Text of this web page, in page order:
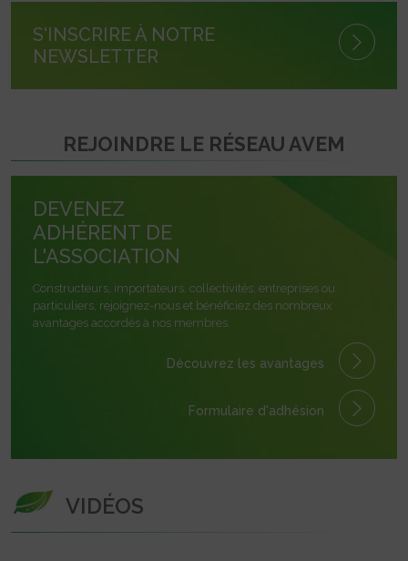
S'INSCRIRE À NOTRE
NEWSLETTER
REJOINDRE LE RÉSEAU AVEM
DEVENEZ
ADHÉRENT DE
L'ASSOCIATION
Constructeurs, importateurs, collectivités, entreprises ou
particuliers, rejoignez-nous et bénéficiez des nombreux
avantages accordés à nos membres.
Découvrez les avantages
Formulaire d'adhésion
VIDÉOS